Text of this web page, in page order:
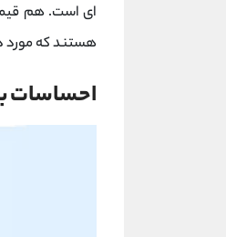
‌ای است. هم
هستند که مورد
احساسات